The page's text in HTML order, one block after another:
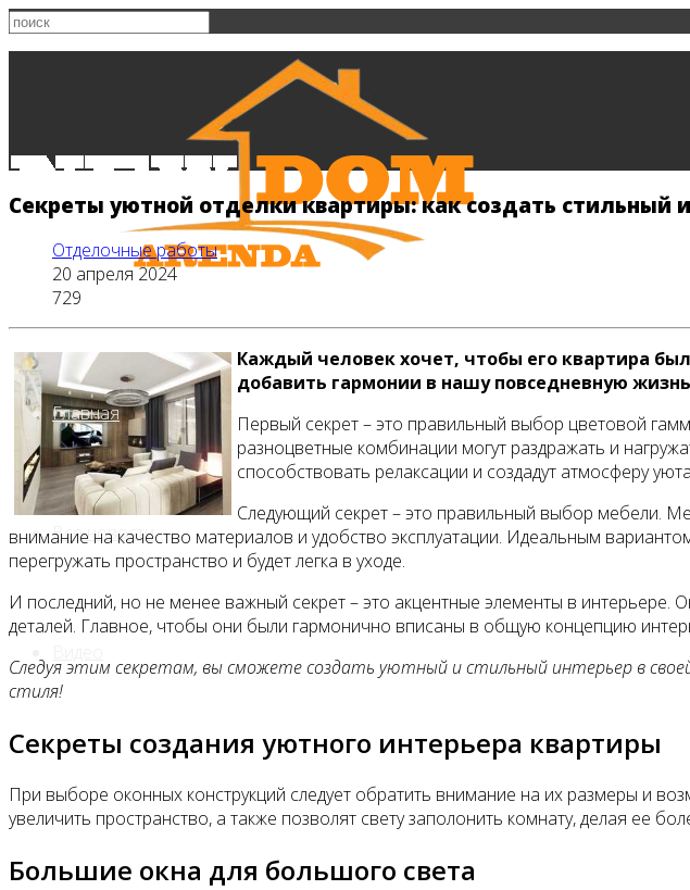
Главная
Все новости
Секреты уютной отделки квартиры: как создать стильный
Отделочные работы
20 апреля 2024
729
Каждый человек хочет, чтобы его квартира
добавить гармонии в нашу повседневную
Первый секрет – это правильный выбор цветовой
разноцветные комбинации могут раздражать и
способствовать релаксации и создадут атмосферу
Следующий секрет – это правильный выбор мебели.
внимание на качество материалов и удобство эксплуатации. Идеальным
перегружать пространство и будет легка в уходе.
И последний, но не менее важный секрет – это акцентные элементы в интерьере.
деталей. Главное, чтобы они были гармонично вписаны в общую концепцию
Следуя этим секретам, вы сможете создать уютный и стильный интерьер в
стиля!
Секреты создания уютного интерьера квартиры
При выборе оконных конструкций следует обратить внимание на их размеры и
увеличить пространство, а также позволят свету заполонить комнату, делая ее
Большие окна для большого света